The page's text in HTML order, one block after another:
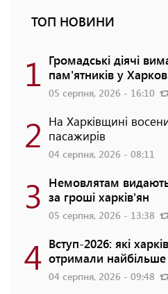
ТОП НОВИНИ
1 Громадські діячі
пам'ятників у
05 серпня, 2026 - 16:10
2 На Харківщині
пасажирів
04 серпня, 2026 - 08:11
3 Немовлятам
за гроші харків'ян
05 серпня, 2026 - 13:38
4 Вступ-2026: які
отримали найбільше
04 серпня, 2026 - 09:48